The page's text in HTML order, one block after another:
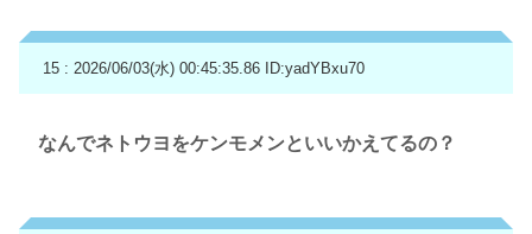
15 : 2026/06/03(水) 00:45:35.86 ID:yadYBxu70
なんでネトウヨをケンモメンといいかえてるの？